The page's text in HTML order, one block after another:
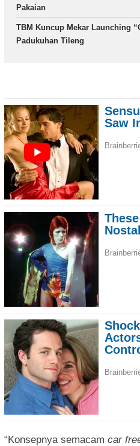
Pakaian
TBM Kuncup Mekar Launching
Padukuhan Tileng
“Konsepnya semacam car